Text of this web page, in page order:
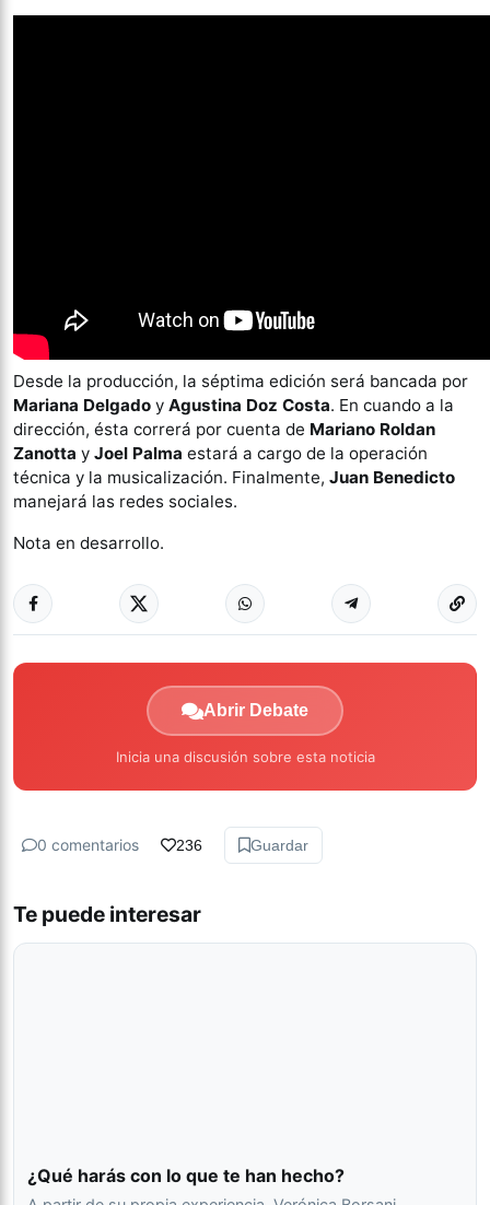
Desde la producción, la séptima edición será bancada por
Mariana Delgado y Agustina Doz Costa. En cuando a la
dirección, ésta correrá por cuenta de Mariano Roldan
Zanotta y Joel Palma estará a cargo de la operación
técnica y la musicalización. Finalmente, Juan Benedicto
manejará las redes sociales.
Nota en desarrollo.
Abrir Debate
Inicia una discusión sobre esta noticia
0 comentarios 236 Guardar
Te puede interesar
¿Qué harás con lo que te han hecho?